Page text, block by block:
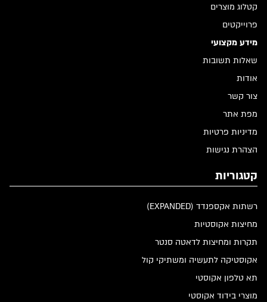
קטלוג מוצרים
פרוייקטים
מידע מקצועי
שאלות תשובות
אודות
צור קשר
מפת אתר
מדיניות פרטיות
הצהרת נגישות
קטגוריות
רשתות אקספנדד (EXPANDED)
מחיצות אקוסטיות
תקרות ומחיצות לדאטה סנטר
אקוסטיקה לתעשיה ומשתיקי קול
תא טלפון אקוסטי
מוצרי בידוד אקוסטי